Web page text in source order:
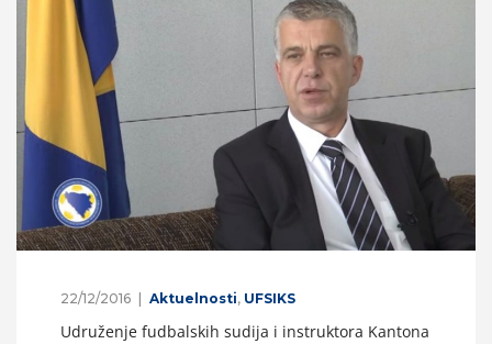
22/12/2016 Aktuelnosti, UFSIKS
Udruženje fudbalskih sudija i instruktora Kantona